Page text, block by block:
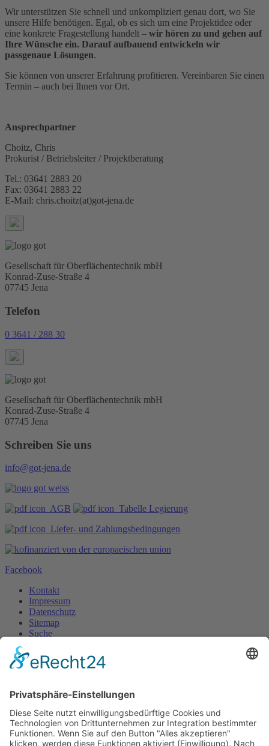
Wir unterstützen Sie schnell und unkompliziert genau dort, wo Sie
unsere Hilfe benötigen. Egal, ob es sich um eine Projektidee oder
eine konkrete Fragestellung handelt – wir hören zu und gehen auf
Ihre Wünsche ein. Darauf aufbauend entwickeln wir
passgenaue Lösungen.
Sie können von unserer Erfahrung profitieren. Vereinbaren Sie einen
Termin – auch bei Ihnen vor Ort.
Ansprechpartner
Choitz, Chris
Prokurist / Betriebsleiter / Projektberatung
Tel.: 03641 2883 20
Fax: 03641 2883 22
E-Mail: chris.choitz(at)got-jena.de
Gesellschaft für Oberflächentechnik mbH
Konrad-Zuse-Straße 4
07745 Jena
Telefon
0 3641 / 288 30
Gesellschaft für Oberflächentechnik mbH
Konrad-Zuse-Straße 4
07745 Jena
Schreiben Sie uns
info@got-jena.de
AGB
Tabelle Legierung
Liefer- und Zahlungsbedingungen
Facebook
Kontakt
Impressum
Datenschutz
Sitemap
Suche
Designed by
2026 GOT mbH Jena
Gesellschaft für Oberflächentechnik mbH